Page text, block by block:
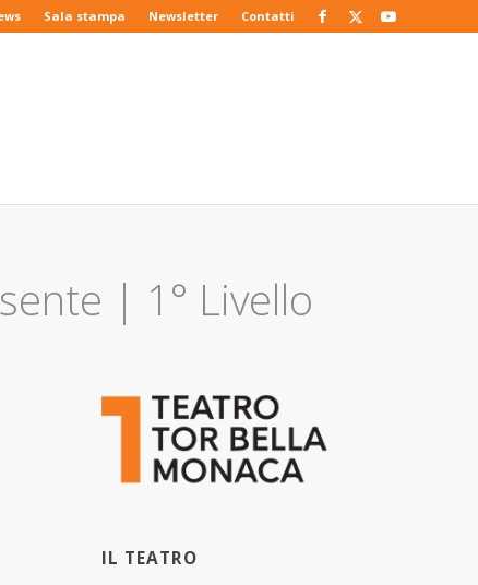
Sala stampa Newsletter Contatti
| 1° Livello
IL TEATRO